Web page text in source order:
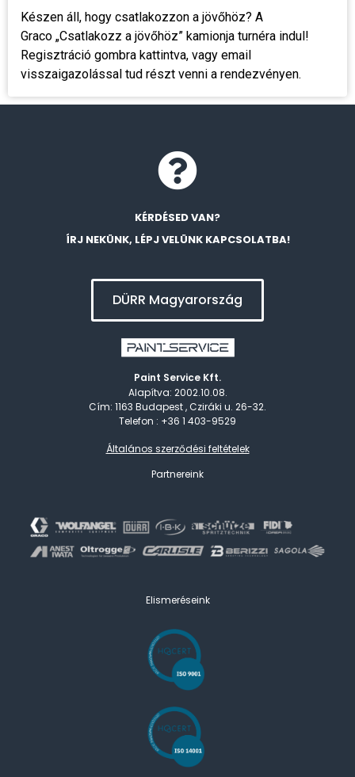
Készen áll, hogy csatlakozzon a jövőhöz? A
Graco „Csatlakozz a jövőhöz” kamionja turnéra indul!
Regisztráció gombra kattintva, vagy email
visszaigazolással tud részt venni a rendezvényen.
KÉRDÉSED VAN?
ÍRJ NEKÜNK, LÉPJ VELÜNK KAPCSOLATBA!
DÜRR Magyarország
Paint Service Kft.
Alapítva: 2002.10.08.
Cím: 1163 Budapest , Cziráki u. 26-32.
Telefon : +36 1 403-9529
Általános szerződési feltételek
Partnereink
Elismeréseink